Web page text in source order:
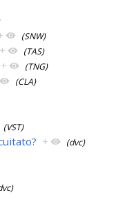
(SNW)
+ (TAS)
+ (TNG)
(CLA)
(VST)
+ (dvc)